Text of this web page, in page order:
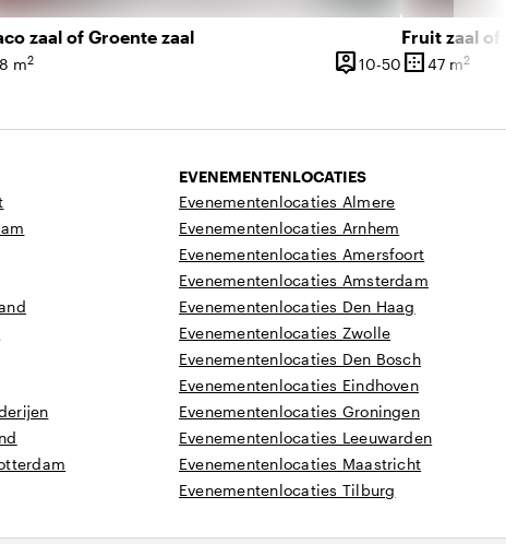
150 personen
zaal of Groente zaal
m2 person_pin
Capaciteit
10-50 10 tot 50
Fruit zaal of
border_outer
Oppervlakte
47 m2
EVENEMENTENLOCATIES
Evenementenlocaties Almere
Evenementenlocaties Arnhem
Evenementenlocaties Amersfoort
Evenementenlocaties Amsterdam
Evenementenlocaties Den Haag
Evenementenlocaties Zwolle
Evenementenlocaties Den Bosch
Evenementenlocaties Eindhoven
Evenementenlocaties Groningen
Evenementenlocaties Leeuwarden
Evenementenlocaties Maastricht
Evenementenlocaties Tilburg